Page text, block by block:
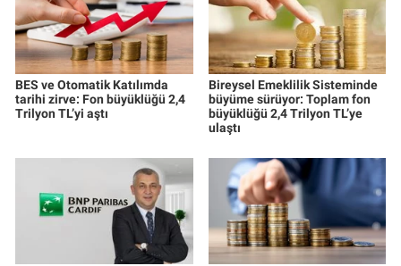
BES ve Otomatik Katılımda
tarihi zirve: Fon büyüklüğü 2,4
Trilyon TL’yi aştı
Bireysel Emeklilik Sisteminde
büyüme sürüyor: Toplam fon
büyüklüğü 2,4 Trilyon TL’ye
ulaştı